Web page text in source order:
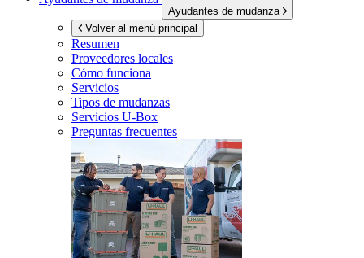
Ayudantes de mudanza
Volver al menú principal
Resumen
Proveedores locales
Cómo funciona
Servicios
Tipos de mudanzas
Servicios U-Box
Preguntas frecuentes